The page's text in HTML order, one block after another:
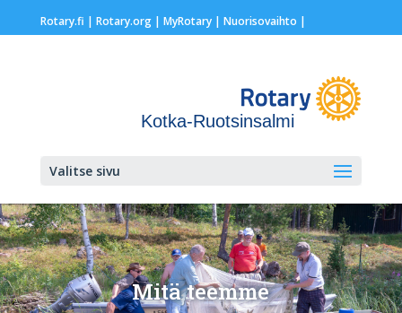
Rotary.fi | Rotary.org| MyRotary | Nuorisovaihto |
Kotka-Ruotsinsalmi
Valitse sivu
Mitä teemme